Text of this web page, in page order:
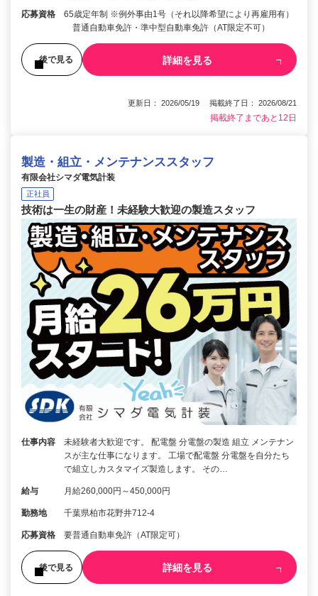
応募資格
65歳定年制 ※例外事由1号（それ以降希望により再雇用有）
普通自動車免許・準中型自動車免許（AT限定不可）
後で見る 詳細を見る
更新日： 2026/05/19 掲載終了日： 2026/08/21
掲載終了まであと12日
製造・組立・メンテナンススタッフ
有限会社シマダ電気計装
正社員
技術は一生の財産！未経験大歓迎の製造スタッフ
仕事内容
未経験者大歓迎です。 配電盤 分電盤の製造 組立 メンテナン
スが主な仕事になります。 工場で配電盤 分電盤を自分たち
で組立しカスタマイズ製造します。 その…
給与 月給260,000円～450,000円
勤務地 千葉県柏市花野井712-4
応募資格 要普通自動車免許（AT限定可）
後で見る 詳細を見る